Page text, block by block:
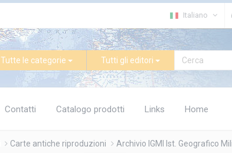
Italiano
Tutte le categorie Tutti gli editori
Contatti Catalogo prodotti Links Home
Carte antiche riproduzioni Archivio IGMI Ist. Geografico